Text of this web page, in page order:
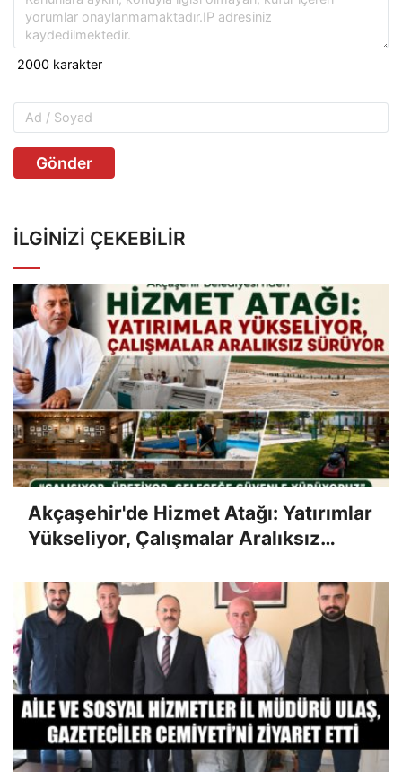
Gönder
İLGINIZI ÇEKEBILIR
Akçaşehir'de Hizmet Atağı: Yatırımlar
Yükseliyor, Çalışmalar Aralıksız